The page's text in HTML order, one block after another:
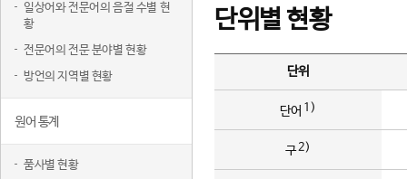
일상어와 전문어의 음절 수별 현
황
전문어의 전문 분야별 현황
방언의 지역별 현황
원어 통계
품사별 현황
단위별 현황
단위
단어 1)
구2)